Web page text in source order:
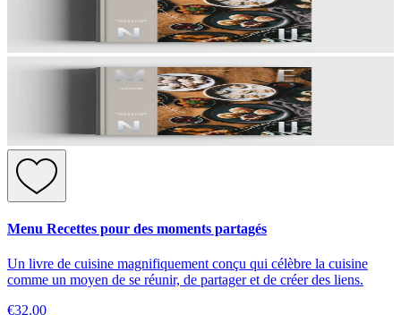
Menu Recettes pour des moments partagés
Un livre de cuisine magnifiquement conçu qui célèbre la cuisine
comme un moyen de se réunir, de partager et de créer des liens.
€32.00